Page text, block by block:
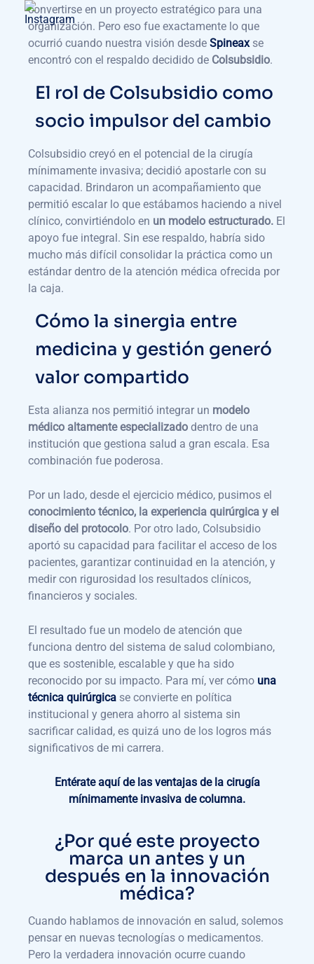
convertirse en un proyecto estratégico para una
organización. Pero eso fue exactamente lo que
ocurrió cuando nuestra visión desde Spineax se
encontró con el respaldo decidido de Colsubsidio.
El rol de Colsubsidio como
socio impulsor del cambio
Colsubsidio creyó en el potencial de la cirugía
mínimamente invasiva; decidió apostarle con su
capacidad. Brindaron un acompañamiento que
permitió escalar lo que estábamos haciendo a nivel
clínico, convirtiéndolo en un modelo estructurado. El
apoyo fue integral. Sin ese respaldo, habría sido
mucho más difícil consolidar la práctica como un
estándar dentro de la atención médica ofrecida por
la caja.
Cómo la sinergia entre
medicina y gestión generó
valor compartido
Esta alianza nos permitió integrar un modelo
médico altamente especializado dentro de una
institución que gestiona salud a gran escala. Esa
combinación fue poderosa.
Por un lado, desde el ejercicio médico, pusimos el
conocimiento técnico, la experiencia quirúrgica y el
diseño del protocolo. Por otro lado, Colsubsidio
aportó su capacidad para facilitar el acceso de los
pacientes, garantizar continuidad en la atención, y
medir con rigurosidad los resultados clínicos,
financieros y sociales.
El resultado fue un modelo de atención que
funciona dentro del sistema de salud colombiano,
que es sostenible, escalable y que ha sido
reconocido por su impacto. Para mí, ver cómo una
técnica quirúrgica se convierte en política
institucional y genera ahorro al sistema sin
sacrificar calidad, es quizá uno de los logros más
significativos de mi carrera.
Entérate aquí de las ventajas de la cirugía
mínimamente invasiva de columna.
¿Por qué este proyecto
marca un antes y un
después en la innovación
médica?
Cuando hablamos de innovación en salud, solemos
pensar en nuevas tecnologías o medicamentos.
Pero la verdadera innovación ocurre cuando